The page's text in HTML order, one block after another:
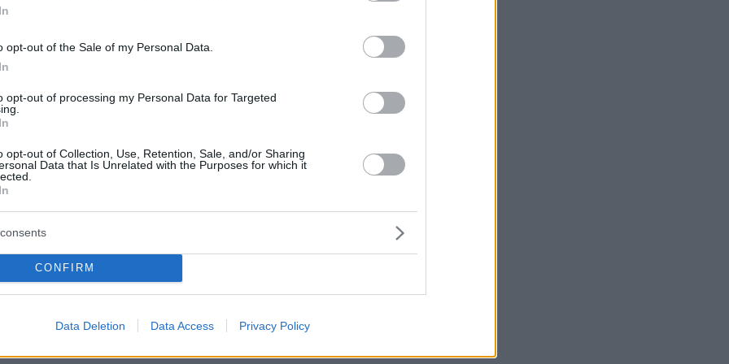
opt-out of the Sale of my Personal Data.
opt-out of processing my Personal Data for Targeted
opt-out of Collection, Use, Retention, Sale, and/or Sharing
Data that Is Unrelated with the Purposes for which it
CONFIRM
Data Deletion Data Access Privacy Policy
του μπάσκετ βρέθηκε στο νησί των ανέμων για τις
Ο Ιβάν Ντράγκο
για διακοπές στη
με την αρραβωνιαστικιά του
ηθοποιός επέλεξε το νησί των ανέμων -
των καλλιστείων Μις
Τουρισμός έκαναν